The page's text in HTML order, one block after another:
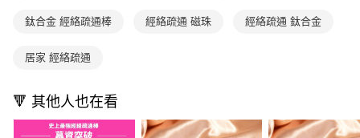
由本公司與您本人進行分期帳單所需資料之確認、核對及更正。
是否繳費成功／繳費後需取消欲退款等相關疑問，請聯繫「AFTEE先享後付
客戶支援中心」https://netprotections.freshdesk.com/support/home
【注意事項】
權轉讓予恩沛科技股份有限公司。
https://aftee.tw/terms/#terms3
每筆NT$200
鈦合金 經絡疏通棒 經絡疏通 磁珠 經絡疏通 鈦合金
居家 經絡疏通
🔻 其他人也在看